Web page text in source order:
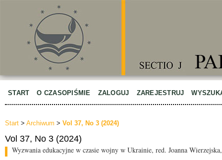
START O CZASOPIŚMIE ZALOGUJ ZAREJESTRUJ
Start > Archiwum > Vol 37, No 3 (2024)
Vol 37, No 3 (2024)
Wyzwania edukacyjne w czasie wojny w Ukrainie, red. Joanna